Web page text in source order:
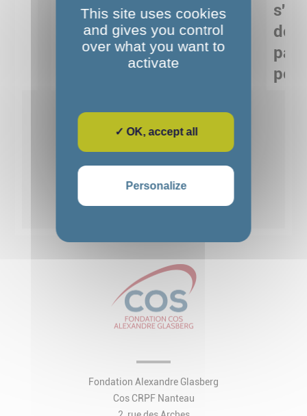
Musée de Préhistoire de
Nemours : apprendre
autrement grâce à la
de
2 3 4
Voir toutes les actualités
Fondation Alexandre Glasberg
Cos CRPF Nanteau
This site uses cookies
and gives you control
over what you want to
activate
✓ OK, accept all
Personalize